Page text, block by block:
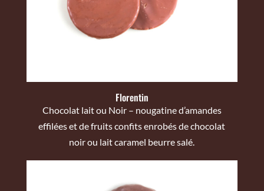
Florentin
Chocolat lait ou Noir – nougatine d’amandes
effilées et de fruits confits enrobés de chocolat
noir ou lait caramel beurre salé.